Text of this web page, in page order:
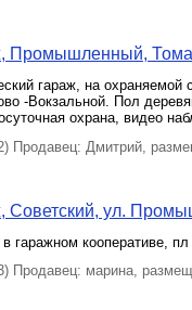
Промышленный,
гараж, на
-Вокзальной. Пол
охрана, видео
Продавец: Дмитрий,
Советский, ул.
гаражном кооперативе,
Продавец: марина,